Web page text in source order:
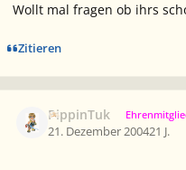
Wollt mal fragen ob ihrs
Zitieren
PippinTuk
21. Dezember 200421 J.